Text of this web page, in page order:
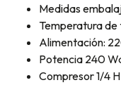
Medidas
Temperatura de
Alimentación:
Potencia 240
Compresor 1/4